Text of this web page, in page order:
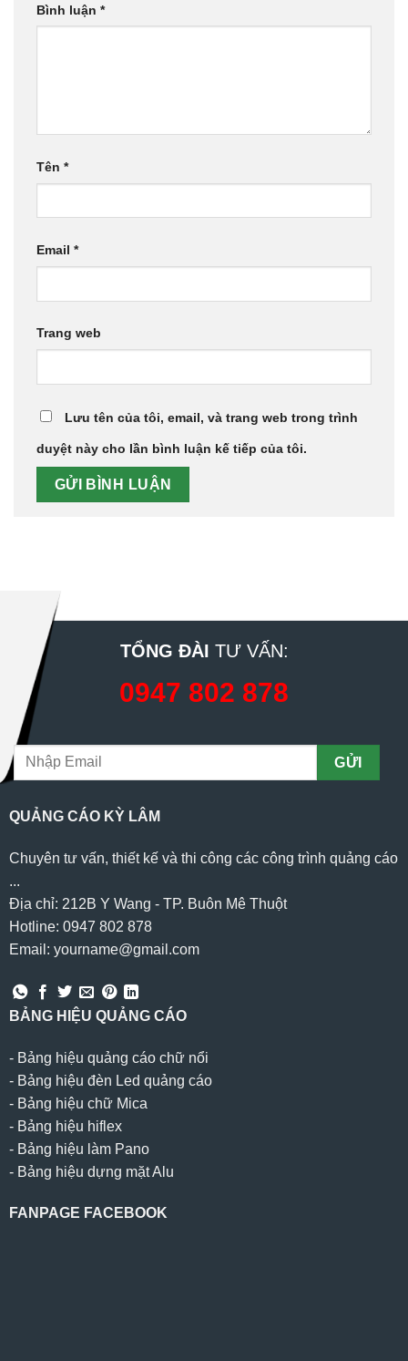
Bình luận *
Tên *
Email *
Trang web
Lưu tên của tôi, email, và trang web trong trình
duyệt này cho lần bình luận kế tiếp của tôi.
TỔNG ĐÀI TƯ VẤN:
0947 802 878
QUẢNG CÁO KỲ LÂM
Chuyên tư vấn, thiết kế và thi công các công trình quảng cáo
...
Địa chỉ: 212B Y Wang - TP. Buôn Mê Thuột
Hotline: 0947 802 878
Email: yourname@gmail.com
BẢNG HIỆU QUẢNG CÁO
- Bảng hiệu quảng cáo chữ nổi
- Bảng hiệu đèn Led quảng cáo
- Bảng hiệu chữ Mica
- Bảng hiệu hiflex
- Bảng hiệu làm Pano
- Bảng hiệu dựng mặt Alu
FANPAGE FACEBOOK